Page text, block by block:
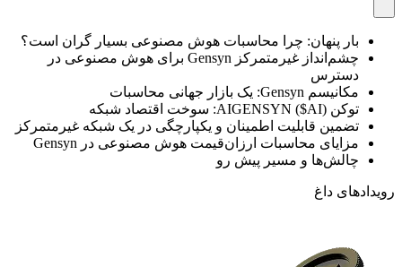
بار پنهان: چرا محاسبات هوش مصنوعی بسیار گران است؟
چشم‌انداز غیرمتمرکز Gensyn برای هوش مصنوعی در
دسترس
مکانیسم Gensyn: یک بازار جهانی محاسبات
توکن AIGENSYN ($AI): سوخت اقتصاد شبکه
تضمین قابلیت اطمینان و یکپارچگی در یک شبکه غیرمتمرکز
مزایای محاسبات ارزان‌قیمت هوش مصنوعی در Gensyn
چالش‌ها و مسیر پیش رو
رویدادهای داغ